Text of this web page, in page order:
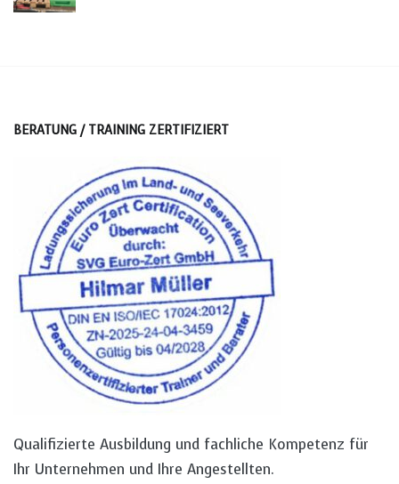
BERATUNG / TRAINING ZERTIFIZIERT
Qualifizierte Ausbildung und fachliche Kompetenz für
Ihr Unternehmen und Ihre Angestellten.